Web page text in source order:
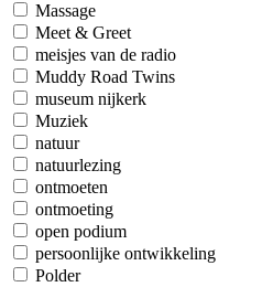
Massage
Meet & Greet
meisjes van de radio
Muddy Road Twins
museum nijkerk
Muziek
natuur
natuurlezing
ontmoeten
ontmoeting
open podium
persoonlijke ontwikkeling
Polder